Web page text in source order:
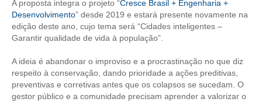
CONTATO
ENGENHEIRO EMPREENDEDOR
SEESP EDUCAÇÃO
A proposta integra o projeto “Cresce Brasil + Engenharia +
Desenvolvimento” desde 2019 e estará presente novamente na
edição deste ano, cujo tema será “Cidades inteligentes –
Garantir qualidade de vida à população”.
A ideia é abandonar o improviso e a procrastinação no que diz
respeito à conservação, dando prioridade a ações preditivas,
preventivas e corretivas antes que os colapsos se sucedam. O
gestor público e a comunidade precisam aprender a valorizar o